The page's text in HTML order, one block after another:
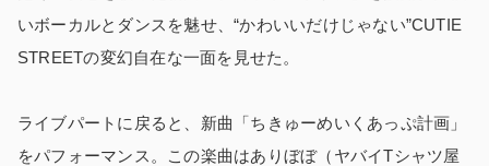
いボーカルとダンスを魅せ、“かわいいだけじゃない”CUTIE
STREETの変幻自在な一面を見せた。
ライブパートに戻ると、新曲「ちきゅーめいくあっぷ計画」
をパフォーマンス。この楽曲はありぼぼ（ヤバイTシャツ屋